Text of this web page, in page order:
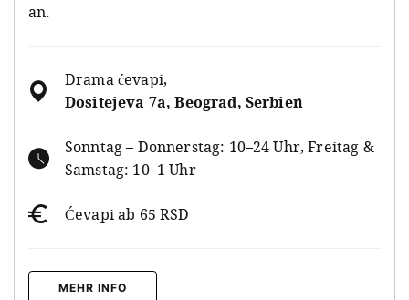
an.
Drama ćevapi,
Dositejeva 7a, Beograd, Serbien
Sonntag – Donnerstag: 10–24 Uhr, Freitag &
Samstag: 10–1 Uhr
Ćevapi ab 65 RSD
MEHR INFO